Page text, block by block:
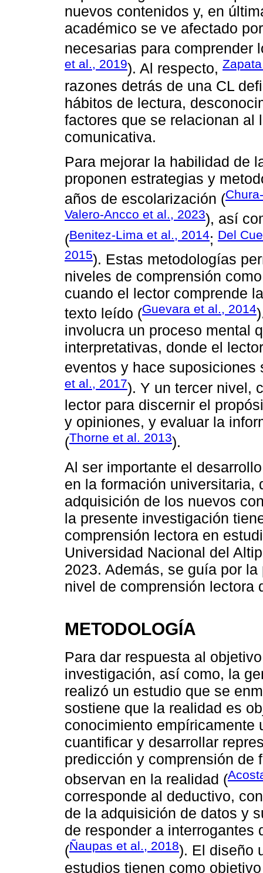
nuevos contenidos y, en
académico se ve afectado
necesarias para comprender
et al., 2019). Al respecto,
razones detrás de una CL
hábitos de lectura,
factores que se relacionan al
comunicativa.
Para mejorar la habilidad de
proponen estrategias y
años de escolarización (
Valero-Ancco et al., 2023), así
(Benitez-Lima et al., 2014; Del
2015). Estas metodologías
niveles de comprensión
cuando el lector comprende
texto leído (Guevara et al., 2014
involucra un proceso mental
interpretativas, donde el
eventos y hace suposiciones
et al., 2017). Y un tercer nivel,
lector para discernir el
y opiniones, y evaluar la
(Thorne et al. 2013).
Al ser importante el
en la formación universitaria,
adquisición de los nuevos
la presente investigación
comprensión lectora en
Universidad Nacional del
2023. Además, se guía por
nivel de comprensión lectora
METODOLOGÍA
Para dar respuesta al
investigación, así como, la
realizó un estudio que se
sostiene que la realidad es
conocimiento empíricamente
cuantificar y desarrollar
predicción y comprensión de
observan en la realidad (
corresponde al deductivo,
de la adquisición de datos y
de responder a
(Ñaupas et al., 2018). El diseño
estudios tienen como